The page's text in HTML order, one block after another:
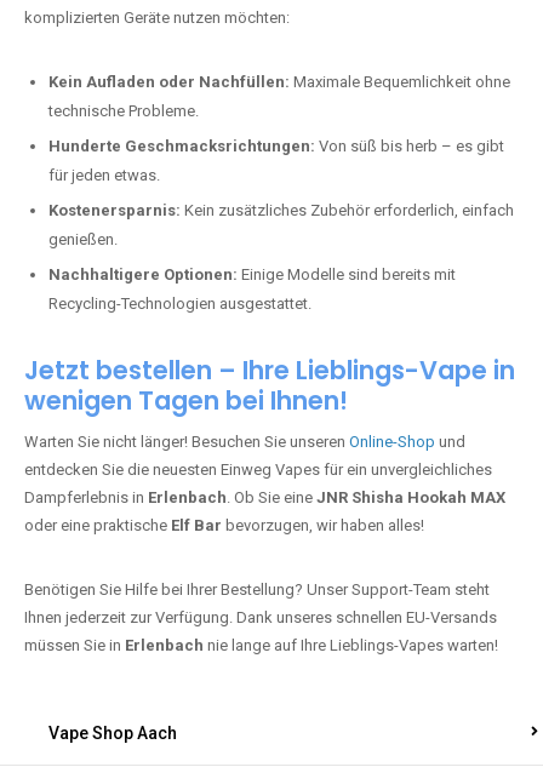
komplizierten Geräte nutzen möchten:
Kein Aufladen oder Nachfüllen: Maximale Bequemlichkeit ohne
technische Probleme.
Hunderte Geschmacksrichtungen: Von süß bis herb – es gibt
für jeden etwas.
Kostenersparnis: Kein zusätzliches Zubehör erforderlich, einfach
genießen.
Nachhaltigere Optionen: Einige Modelle sind bereits mit
Recycling-Technologien ausgestattet.
Jetzt bestellen – Ihre Lieblings-Vape in
wenigen Tagen bei Ihnen!
Warten Sie nicht länger! Besuchen Sie unseren Online-Shop und
entdecken Sie die neuesten Einweg Vapes für ein unvergleichliches
Dampferlebnis in Erlenbach. Ob Sie eine JNR Shisha Hookah MAX
oder eine praktische Elf Bar bevorzugen, wir haben alles!
Benötigen Sie Hilfe bei Ihrer Bestellung? Unser Support-Team steht
Ihnen jederzeit zur Verfügung. Dank unseres schnellen EU-Versands
müssen Sie in Erlenbach nie lange auf Ihre Lieblings-Vapes warten!
Vape Shop Aach